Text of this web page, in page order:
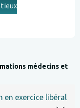
médecins et
en exercice libéral